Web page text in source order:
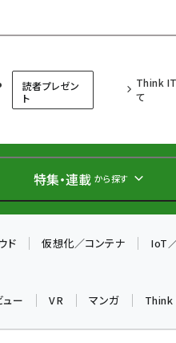
読者プレゼン
ト
Think
て
特集・連載 から探す
ド 仮想化／コンテナ IoT
ュー VR マンガ Think